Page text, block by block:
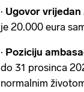
· Ugovor vrijedan
je 20.000 eura
· Poziciju
do 31 prosinca
normalnim